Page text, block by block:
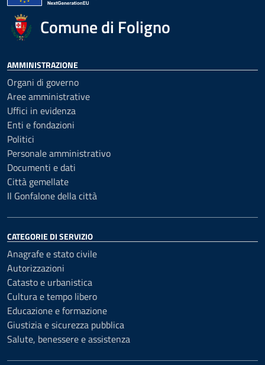
Comune di Foligno
AMMINISTRAZIONE
Organi di governo
Aree amministrative
Uffici in evidenza
Enti e fondazioni
Politici
Personale amministrativo
Documenti e dati
Città gemellate
Il Gonfalone della città
CATEGORIE DI SERVIZIO
Anagrafe e stato civile
Autorizzazioni
Catasto e urbanistica
Cultura e tempo libero
Educazione e formazione
Giustizia e sicurezza pubblica
Salute, benessere e assistenza